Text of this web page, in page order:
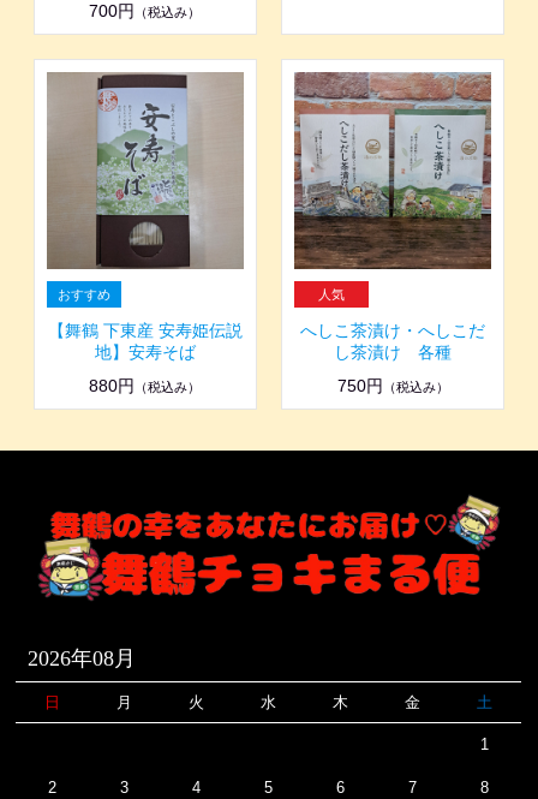
700円
（税込み）
【舞鶴 下東産 安寿姫伝説
地】安寿そば
880円
（税込み）
へしこ茶漬け・へしこだ
し茶漬け 各種
750円
（税込み）
2026年08月
日 月 火 水 木 金 土
1
2 3 4 5 6 7 8